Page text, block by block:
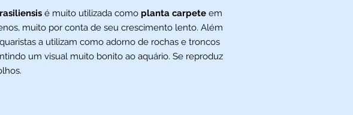
é muito utilizada como planta carpete em
muito por conta de seu crescimento lento. Além
a utilizam como adorno de rochas e troncos
um visual muito bonito ao aquário. Se reproduz